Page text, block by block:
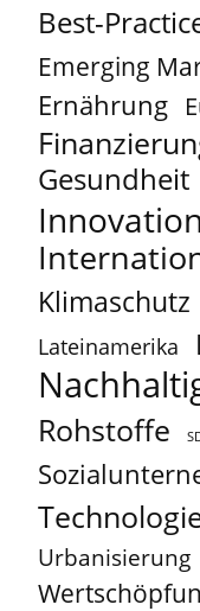
Best-
Emerging
Ernährung
Gesundheit
Innovation
Klimaschutz
Lateinamerika
Rohstoffe
Urbanisierung